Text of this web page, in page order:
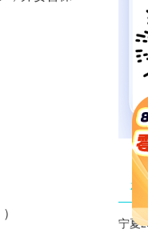
相
宁夏